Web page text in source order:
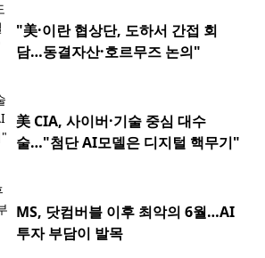
"美·이란 협상단, 도하서 간접 회
담…동결자산·호르무즈 논의"
美 CIA, 사이버·기술 중심 대수
술…"첨단 AI모델은 디지털 핵무기"
MS, 닷컴버블 이후 최악의 6월…AI
투자 부담이 발목